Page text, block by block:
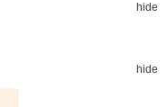
hide
hide